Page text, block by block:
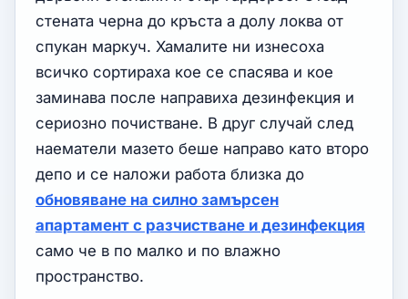
стената черна до кръста а долу локва от
спукан маркуч. Хамалите ни изнесоха
всичко сортираха кое се спасява и кое
заминава после направиха дезинфекция и
сериозно почистване. В друг случай след
наематели мазето беше направо като второ
депо и се наложи работа близка до
обновяване на силно замърсен
апартамент с разчистване и дезинфекция
само че в по малко и по влажно
пространство.